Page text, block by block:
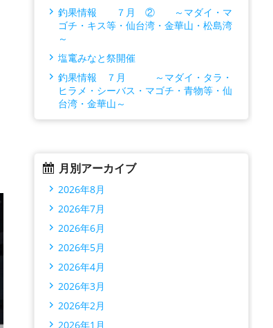
釣果情報 ７月 ② ～マダイ・マ
ゴチ・キス等・仙台湾・金華山・松島湾
～
塩竃みなと祭開催
釣果情報 ７月 ～マダイ・タラ・
ヒラメ・シーバス・マゴチ・青物等・仙
台湾・金華山～
月別アーカイブ
2026年8月
2026年7月
2026年6月
2026年5月
2026年4月
2026年3月
2026年2月
2026年1月